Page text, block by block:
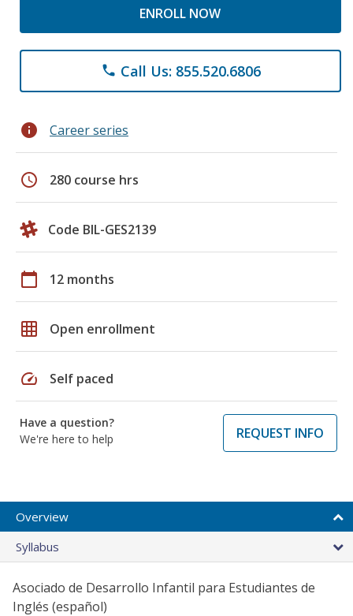
ENROLL NOW
phone Call Us: 855.520.6806
info Career series
schedule 280 course hrs
Code BIL-GES2139
calendar_today 12 months
grid_on Open enrollment
speed Self paced
Have a question?
We're here to help
REQUEST INFO
Overview
Syllabus
Asociado de Desarrollo Infantil para Estudiantes de
Inglés (español)